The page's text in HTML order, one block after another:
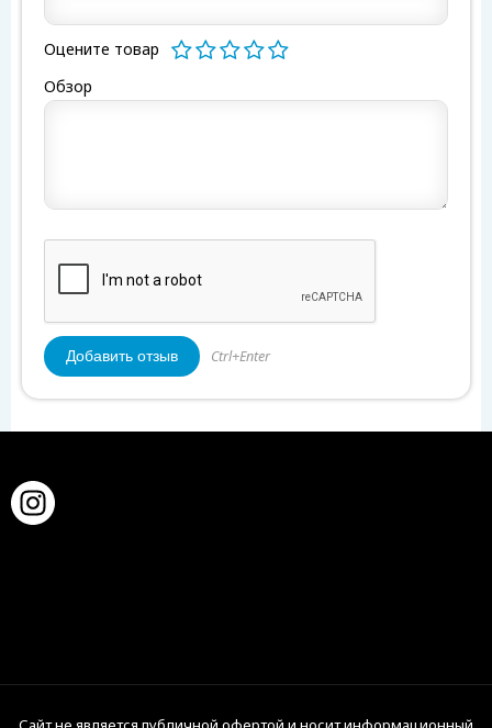
Оцените товар
Обзор
Ctrl+Enter